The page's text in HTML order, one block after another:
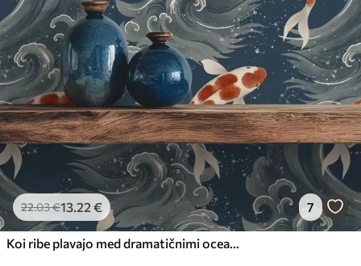
22.03€13.22 € 7
Koi ribe plavajo med dramatičnimi oceanskimi valovi